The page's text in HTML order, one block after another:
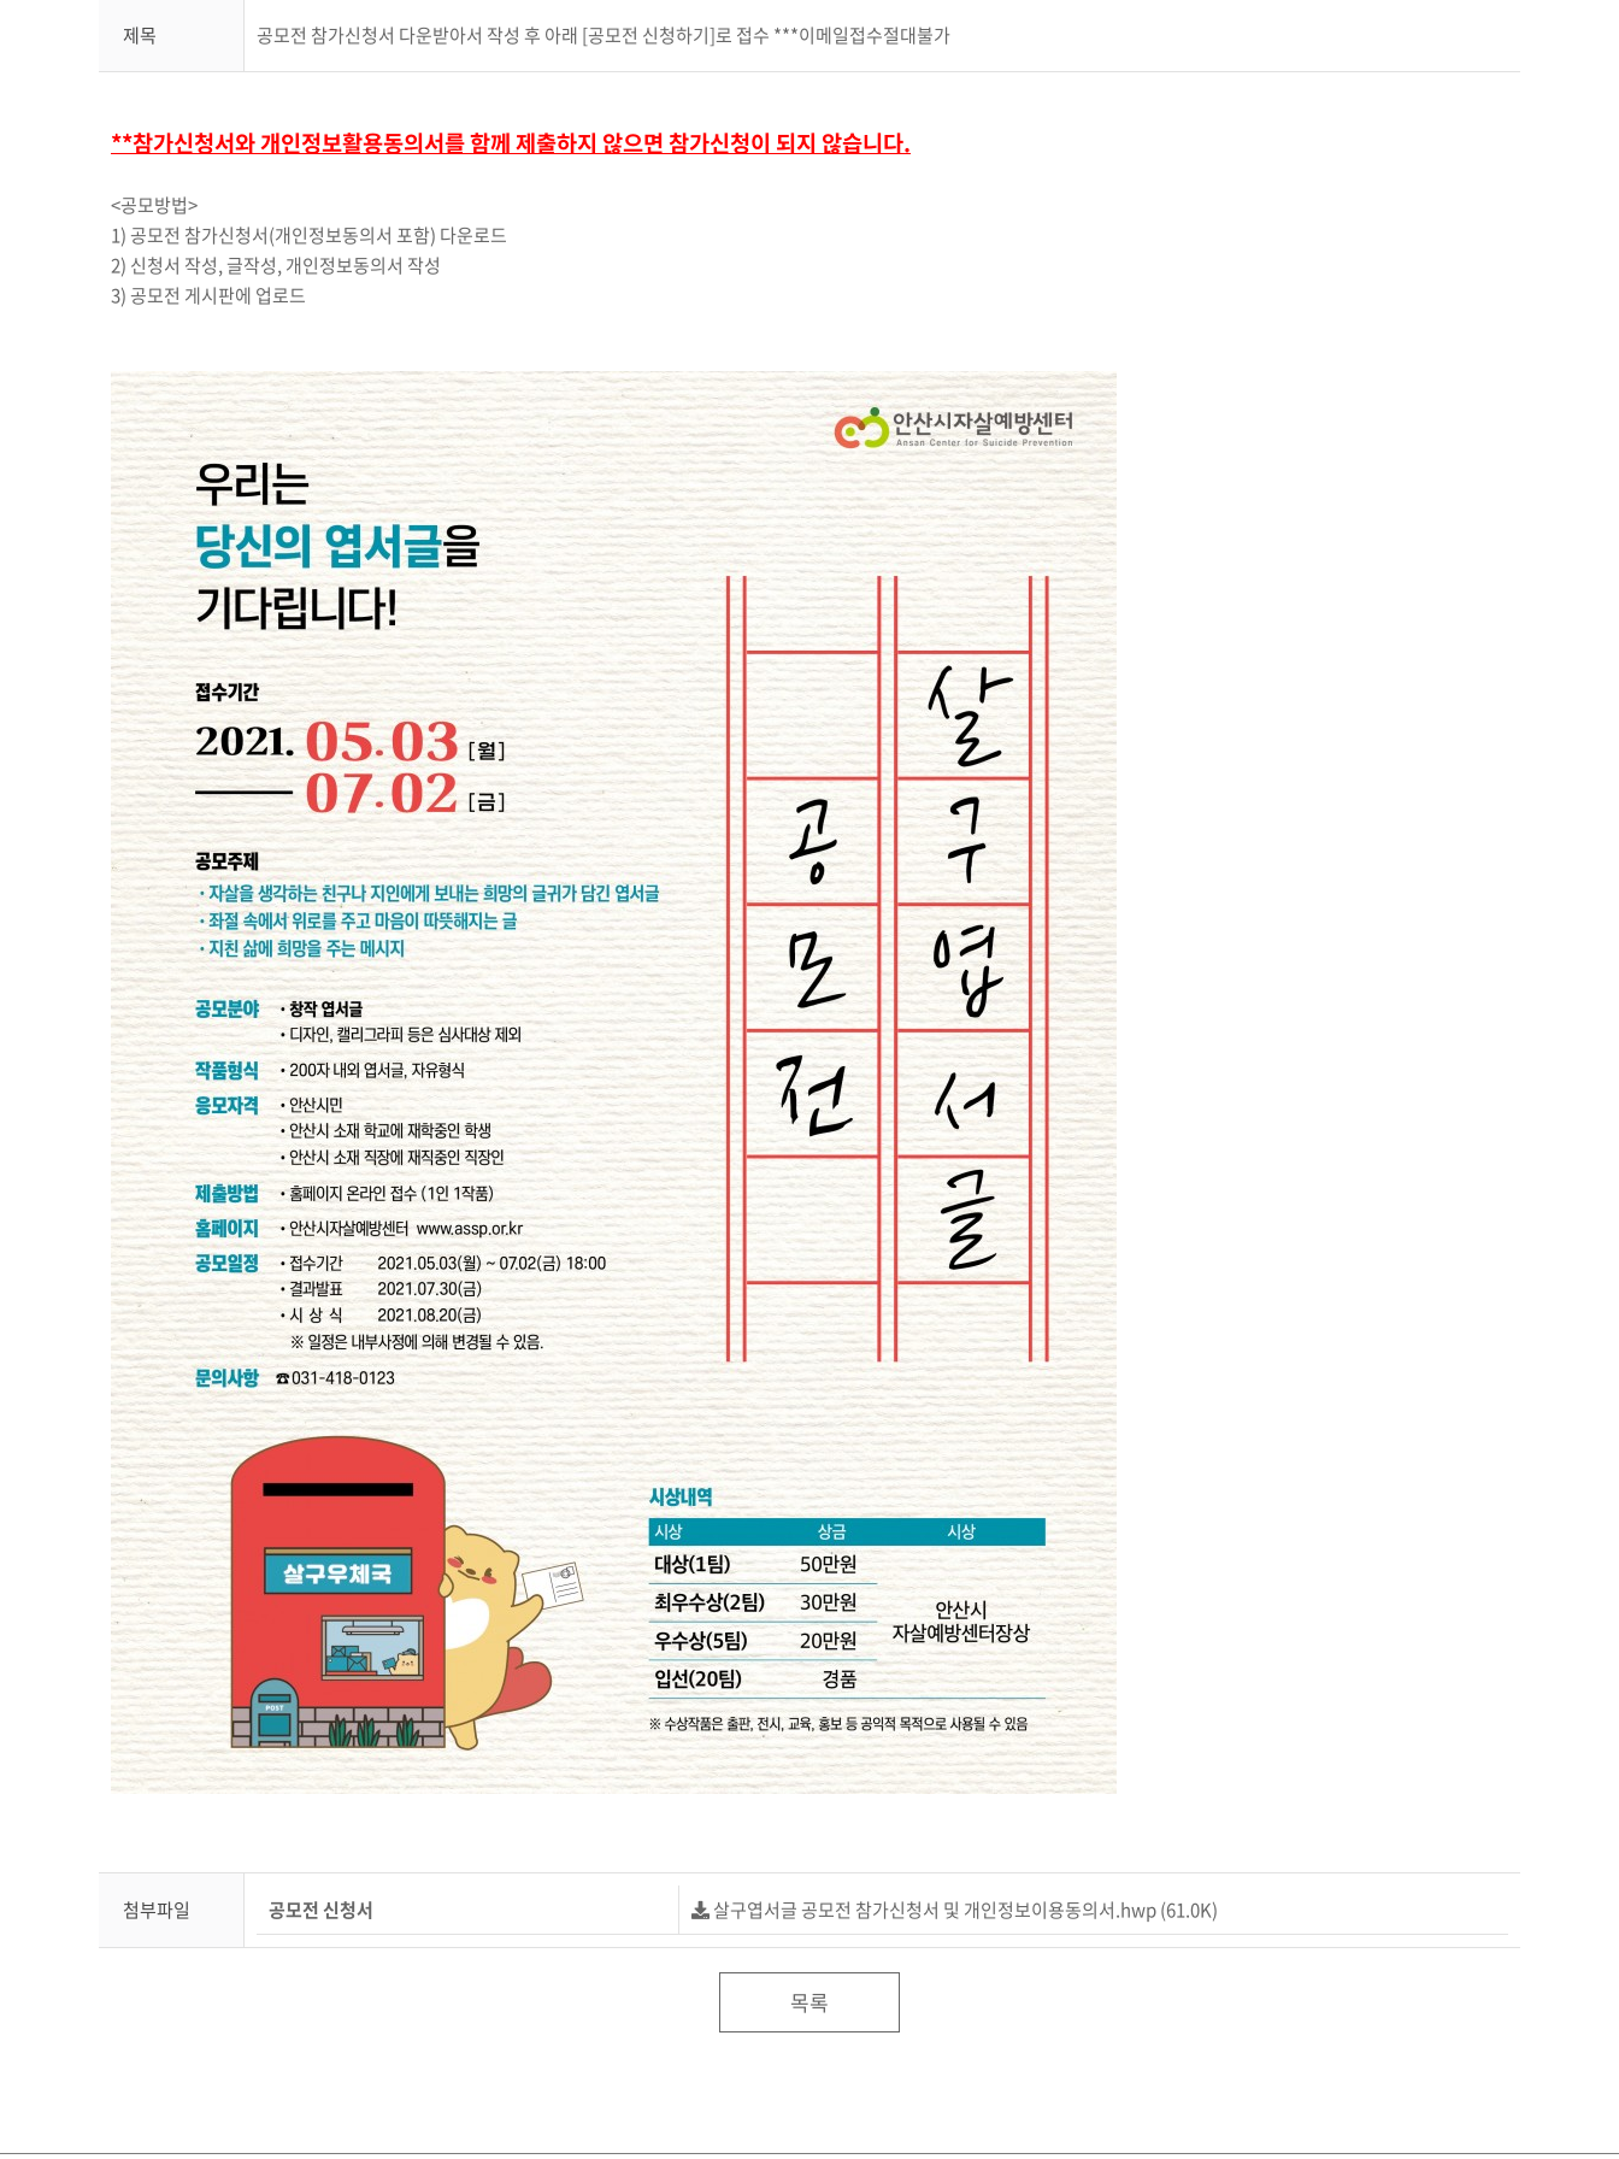
제목 공모전 참가신청서 다운받아서 작성 후 아래 [공모전 신청하기]로 접수 ***이메일접수절대불가
**참가신청서와 개인정보활용동의서를 함께 제출하지 않으면 참가신청이 되지 않습니다.
<공모방법>
1) 공모전 참가신청서(개인정보동의서 포함) 다운로드
2) 신청서 작성, 글작성, 개인정보동의서 작성
3) 공모전 게시판에 업로드
첨부파일 공모전 신청서 살구엽서글 공모전 참가신청서 및 개인정보이용동의서.hwp(61.0K)
목록